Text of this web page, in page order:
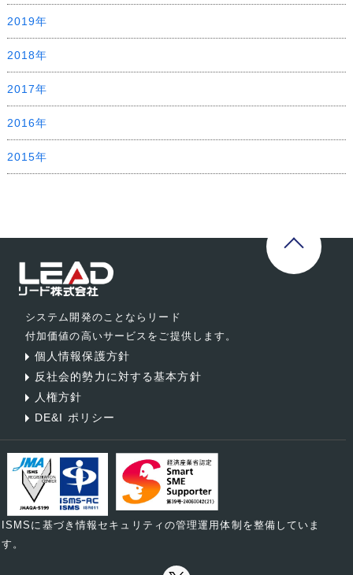
2019年
2018年
2017年
2016年
2015年
システム開発のことならリード
付加価値の高いサービスをご提供します。
個人情報保護方針
反社会的勢力に対する基本方針
人権方針
DE&I ポリシー
ISMSに基づき情報セキュリティの管理運用体制を整備していま
す。